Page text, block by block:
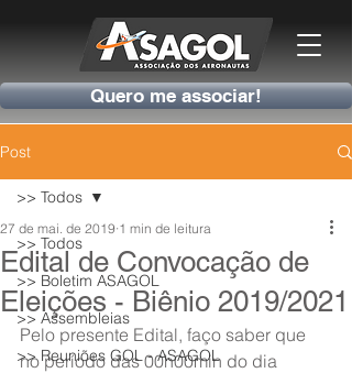
Quero me associar!
Post
>> Todos
>> Boletim ASAGOL
>> Assembleias
>> Reuniões GOL - ASAGOL
>> Todos
Edital de Convocação de
Eleições - Biênio 2019/2021
27 de mai. de 2019 1 min de leitura
Pelo presente Edital, faço saber que
no período das 00h00min do dia